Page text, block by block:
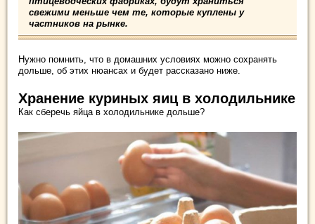
свежими меньше чем те, которые куплены у
частников на рынке.
Нужно помнить, что в домашних условиях можно сохранять
дольше, об этих нюансах и будет рассказано ниже.
Хранение куриных яиц в холодильнике
Как сберечь яйца в холодильнике дольше?